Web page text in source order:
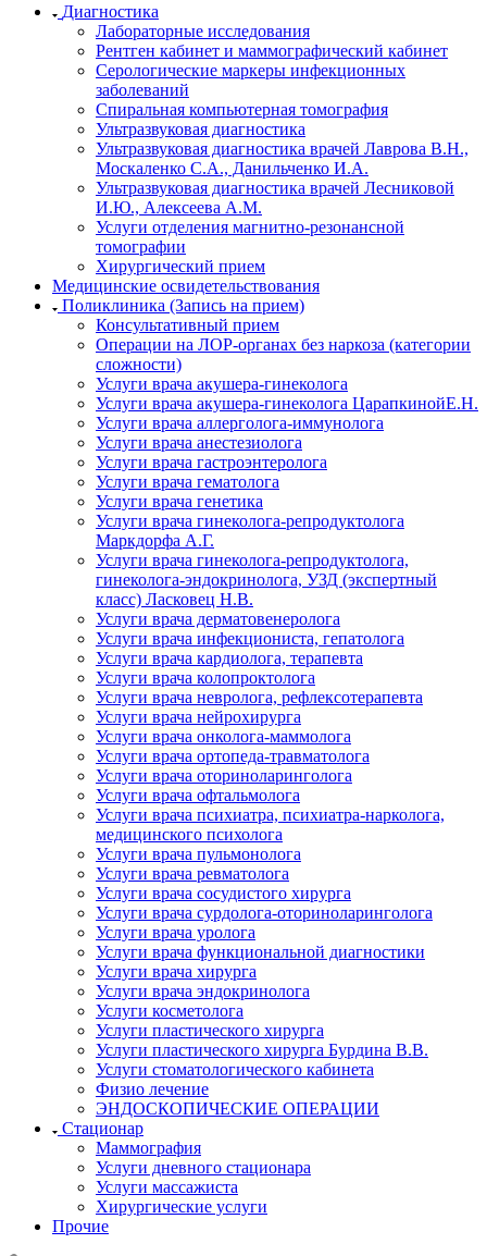
Диагностика
Лабораторные исследования
Рентген кабинет и маммографический кабинет
Серологические маркеры инфекционных
заболеваний
Спиральная компьютерная томография
Ультразвуковая диагностика
Ультразвуковая диагностика врачей Лаврова В.Н.,
Москаленко С.А., Данильченко И.А.
Ультразвуковая диагностика врачей Лесниковой
И.Ю., Алексеева А.М.
Услуги отделения магнитно-резонансной
томографии
Хирургический прием
Медицинские освидетельствования
Поликлиника (Запись на прием)
Консультативный прием
Операции на ЛОР-органах без наркоза (категории
сложности)
Услуги врача акушера-гинеколога
Услуги врача акушера-гинеколога ЦарапкинойЕ.Н.
Услуги врача аллерголога-иммунолога
Услуги врача анестезиолога
Услуги врача гастроэнтеролога
Услуги врача гематолога
Услуги врача генетика
Услуги врача гинеколога-репродуктолога
Маркдорфа А.Г.
Услуги врача гинеколога-репродуктолога,
гинеколога-эндокринолога, УЗД (экспертный
класс) Ласковец Н.В.
Услуги врача дерматовенеролога
Услуги врача инфекциониста, гепатолога
Услуги врача кардиолога, терапевта
Услуги врача колопроктолога
Услуги врача невролога, рефлексотерапевта
Услуги врача нейрохирурга
Услуги врача онколога-маммолога
Услуги врача ортопеда-травматолога
Услуги врача оториноларинголога
Услуги врача офтальмолога
Услуги врача психиатра, психиатра-нарколога,
медицинского психолога
Услуги врача пульмонолога
Услуги врача ревматолога
Услуги врача сосудистого хирурга
Услуги врача сурдолога-оториноларинголога
Услуги врача уролога
Услуги врача функциональной диагностики
Услуги врача хирурга
Услуги врача эндокринолога
Услуги косметолога
Услуги пластического хирурга
Услуги пластического хирурга Бурдина В.В.
Услуги стоматологического кабинета
Физио лечение
ЭНДОСКОПИЧЕСКИЕ ОПЕРАЦИИ
Стационар
Маммография
Услуги дневного стационара
Услуги массажиста
Хирургические услуги
Прочие